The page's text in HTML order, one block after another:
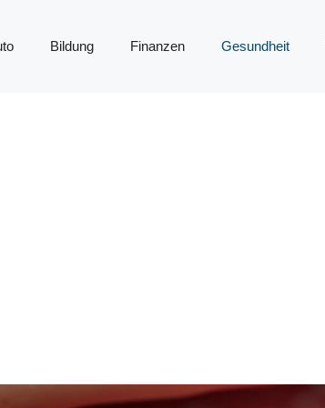
Bildung Finanzen Gesundheit